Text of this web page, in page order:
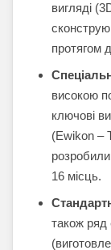
вигляді
протягом
високою
ключові
(Ewikon –
16 місць.
також ряд